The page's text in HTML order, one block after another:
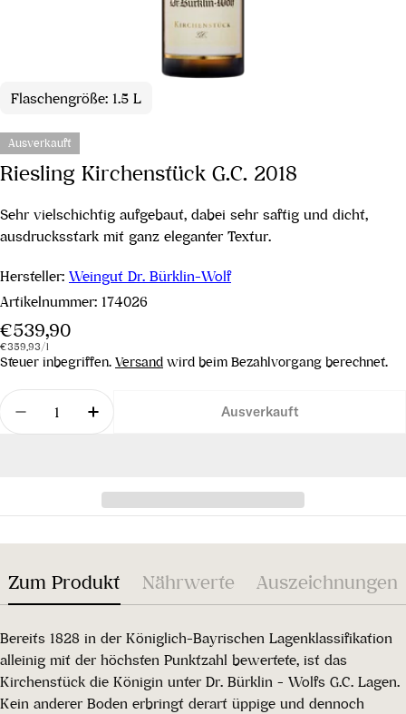
Flaschengröße: 1.5 L
Ausverkauft
Riesling Kirchenstück G.C. 2018
Sehr vielschichtig aufgebaut, dabei sehr saftig und dicht,
ausdrucksstark mit ganz eleganter Textur.
Hersteller: Weingut Dr. Bürklin-Wolf
Artikelnummer: 174026
Regulärer
Preis
€539,90
Stückpreis
€359,93/pro
l
Steuer inbegriffen. Versand wird beim Bezahlvorgang berechnet.
Menge
Menge für Riesling Kirchenstück G.C. 2018
Menge für Riesling Kirchenstück G.C.
Ausverkauft
Zum Produkt Nährwerte Auszeichnungen
Bereits 1828 in der Königlich-Bayrischen Lagenklassifikation
alleinig mit der höchsten Punktzahl bewertete, ist das
Kirchenstück die Königin unter Dr. Bürklin - Wolfs G.C. Lagen.
Kein anderer Boden erbringt derart üppige und dennoch